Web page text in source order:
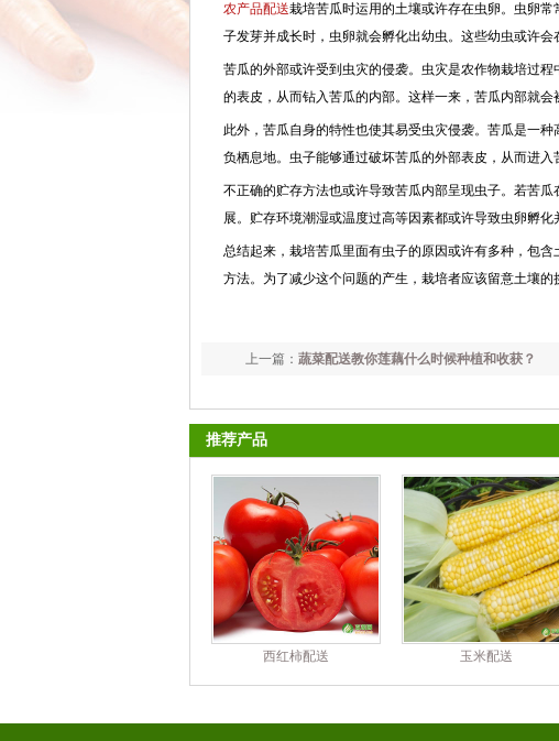
农产品配送栽培苦瓜时运用的土壤或许存在虫卵。虫卵
子发芽并成长时，虫卵就会孵化出幼虫。这些幼虫或许
苦瓜的外部或许受到虫灾的侵袭。虫灾是农作物栽培过
的表皮，从而钻入苦瓜的内部。这样一来，苦瓜内部就会
此外，苦瓜自身的特性也使其易受虫灾侵袭。苦瓜是一
负栖息地。虫子能够通过破坏苦瓜的外部表皮，从而进入
不正确的贮存方法也或许导致苦瓜内部呈现虫子。若苦
展。贮存环境潮湿或温度过高等因素都或许导致虫卵孵化
总结起来，栽培苦瓜里面有虫子的原因或许有多种，包
方法。为了减少这个问题的产生，栽培者应该留意土壤
上一篇： 蔬菜配送教你莲藕什么时候种植和收获？
推荐产品
西红柿配送 玉米配送